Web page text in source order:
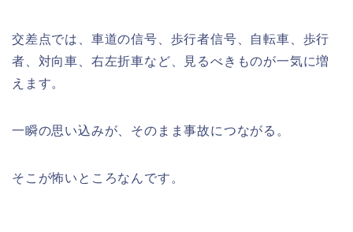
交差点では、車道の信号、歩行者信号、自転車、歩行
者、対向車、右左折車など、見るべきものが一気に増
えます。
一瞬の思い込みが、そのまま事故につながる。
そこが怖いところなんです。